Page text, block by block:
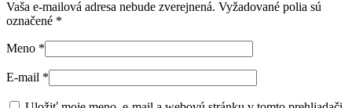
Vaša e-mailová adresa nebude zverejnená. Vyžadované polia sú
označené *
Meno *
E-mail *